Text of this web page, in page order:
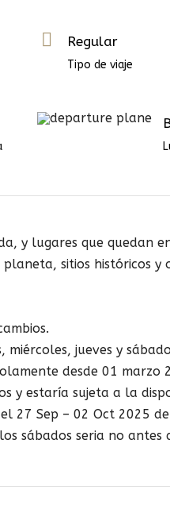
Regular
Tipo de viaje
y lugares que quedan
sitios históricos
jueves y
desde 01
y estaría sujeta a la
27 Sep – 02 Oct 2025
sábados seria no